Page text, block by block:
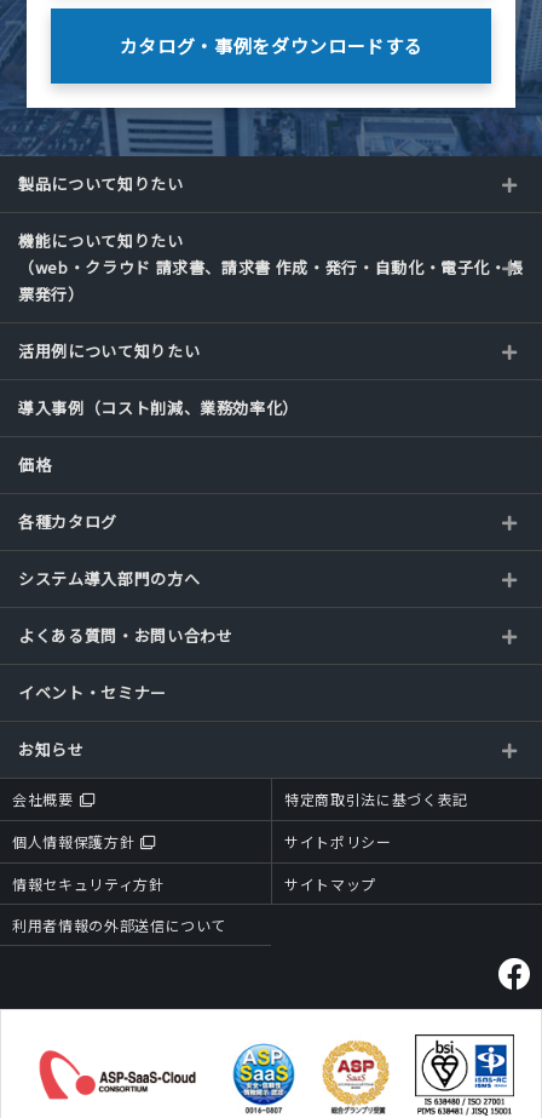
カタログ・事例をダウンロードする
製品について知りたい
機能について知りたい
（web・クラウド 請求書、請求書 作成・発行・自動化・電子化・帳
票発行）
活用例について知りたい
導入事例（コスト削減、業務効率化）
価格
各種カタログ
システム導入部門の方へ
よくある質問・お問い合わせ
イベント・セミナー
お知らせ
会社概要 特定商取引法に基づく表記
個人情報保護方針 サイトポリシー
情報セキュリティ方針
サイトマップ
利用者情報の外部送信について